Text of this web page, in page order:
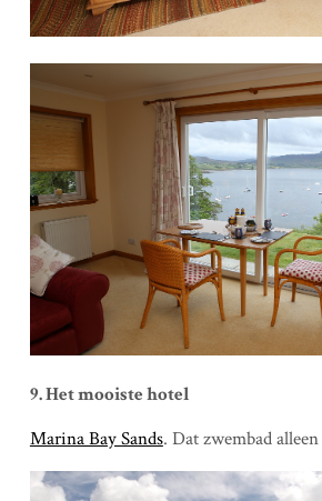
9. Het mooiste hotel
Marina Bay Sands. Dat zwembad